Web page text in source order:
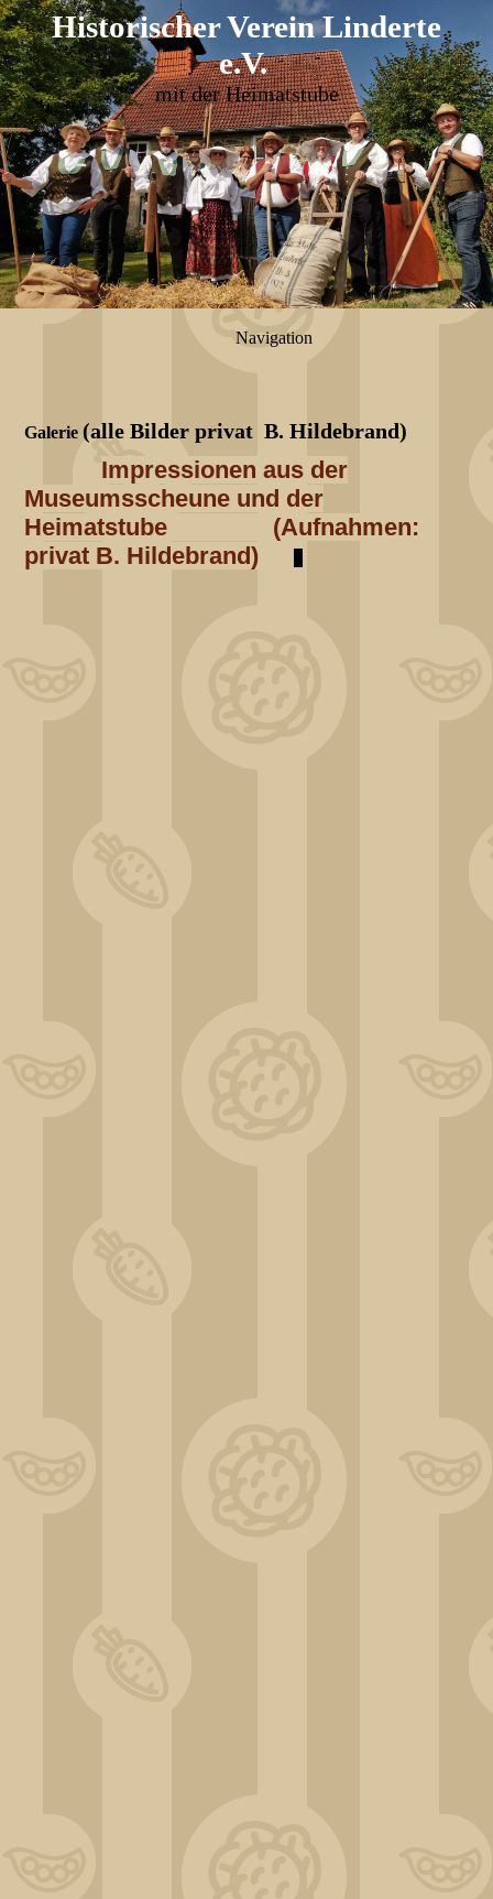
Historischer Verein Linderte
e.V.
mit der Heimatstube
Navigation
Galerie (alle Bilder privat B. Hildebrand)
Impressionen aus der
Museumsscheune und der
Heimatstube (Aufnahmen:
privat B. Hildebrand)